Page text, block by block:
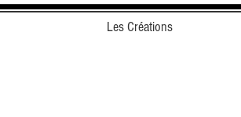
Les Créations